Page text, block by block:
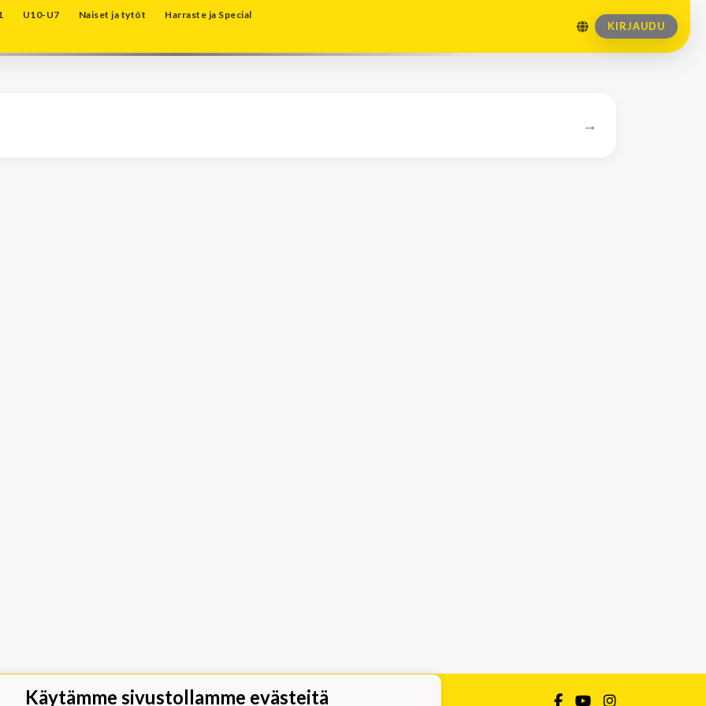
U10-U7 Naiset ja tytöt Harraste ja Special
KIRJAUDU
→
Lippumäki - Rauhalahdentie 66,
Käytämme sivustollamme evästeitä